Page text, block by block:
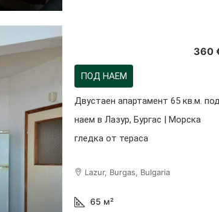
ПОД НАЕМ
Двустаен апартамент 65 кв.м.
наем в Лазур, Бургас | Морска
гледка от тераса
360
Lazur, Burgas, Bulgaria
65 м²